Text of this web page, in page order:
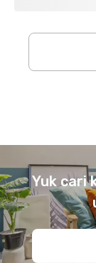
Yuk cari